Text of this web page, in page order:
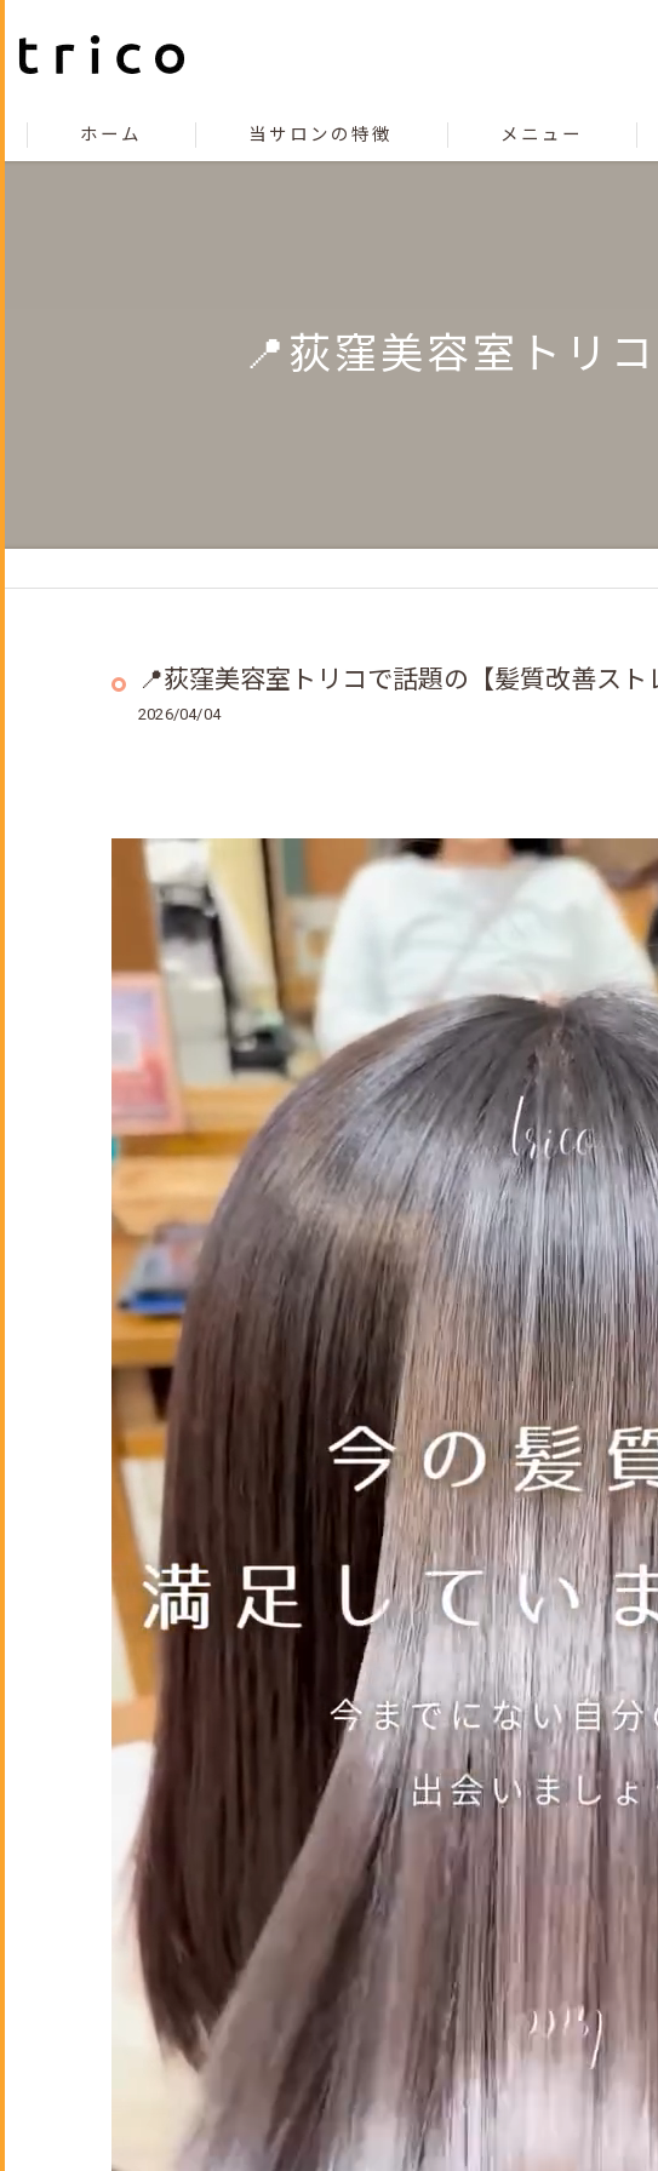
ホーム 当サロンの特徴
ヘッドスパ
成人式のご予約について
メニュー
📍荻窪美容室トリ
📍荻窪美容室トリコで話題の【髪質改善スト
2026/04/04